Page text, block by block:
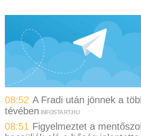
08:52 A Fradi után jönnek a
tévében INFOSTART.HU
08:51 Figyelmeztet a